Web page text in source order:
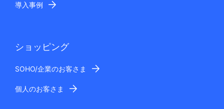
導入事例
ショッピング
SOHO/企業のお客さま
個人のお客さま